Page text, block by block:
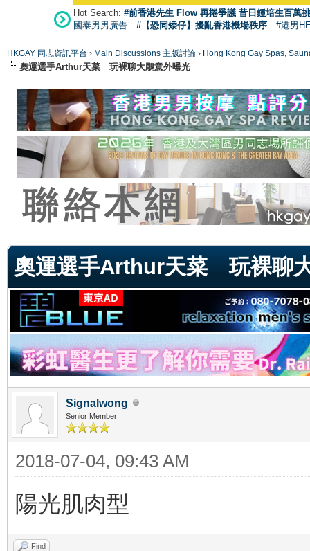
Hot Search: #前香港先生 Flow 再捲爭議 昔日鍾培生百萬
國泰男男廣告
#【恐同矮仔】擾亂香港機場秩序 #港男
HKGAY 同志資訊平台 › Main Discussions 主版討論 › Hong Kong Gay Spas,
奧運選手Arthur天菜 玩裸聊大鵰意外曝光
奧運選手Arthur天菜 玩裸聊
Signalwong
Senior Member
2018-07-04, 09:43 AM
陽光肌肉型
Find